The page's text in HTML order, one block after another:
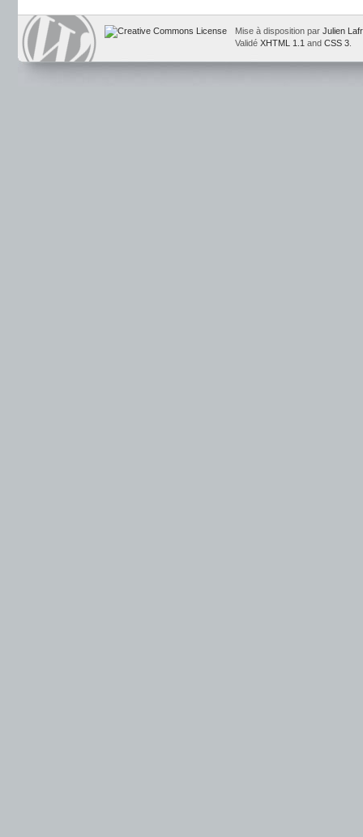
Mise à disposition par Julien
Validé XHTML 1.1 and CSS 3